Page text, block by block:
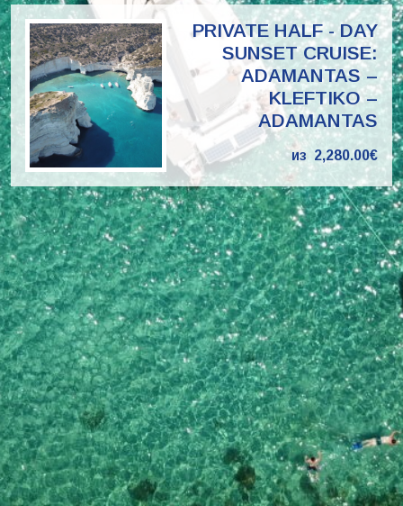
PRIVATE HALF - DAY
SUNSET CRUISE:
ADAMANTAS –
KLEFTIKO –
ADAMANTAS
из 2,280.00€